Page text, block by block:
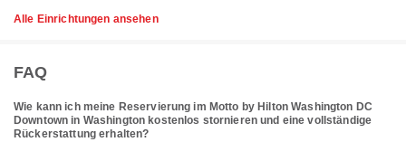
Alle Einrichtungen ansehen
FAQ
Wie kann ich meine Reservierung im Motto by Hilton Washington DC
Downtown in Washington kostenlos stornieren und eine vollständige
Rückerstattung erhalten?